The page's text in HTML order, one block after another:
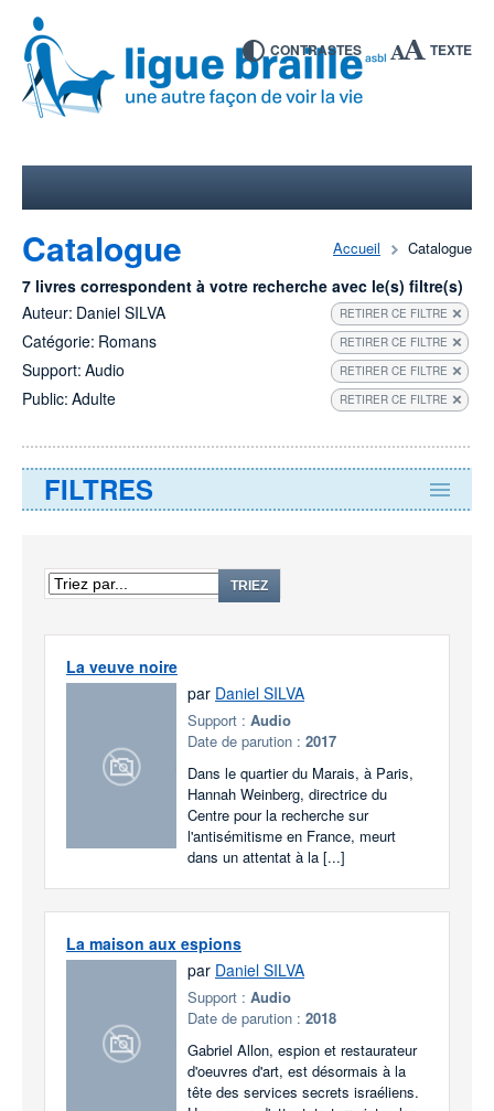
CONTRASTES TEXTE
Accueil Catalogue
Catalogue
7 livres correspondent à votre recherche avec le(s) filtre(s)
Auteur: Daniel SILVA RETIRER CE FILTRE
Catégorie: Romans RETIRER CE FILTRE
Support: Audio RETIRER CE FILTRE
Public: Adulte RETIRER CE FILTRE
FILTRES
TRIEZ
La veuve noire
par Daniel SILVA
Support : Audio
Date de parution : 2017
Dans le quartier du Marais, à Paris,
Hannah Weinberg, directrice du
Centre pour la recherche sur
l'antisémitisme en France, meurt
dans un attentat à la [...]
La maison aux espions
par Daniel SILVA
Support : Audio
Date de parution : 2018
Gabriel Allon, espion et restaurateur
d'oeuvres d'art, est désormais à la
tête des services secrets israéliens.